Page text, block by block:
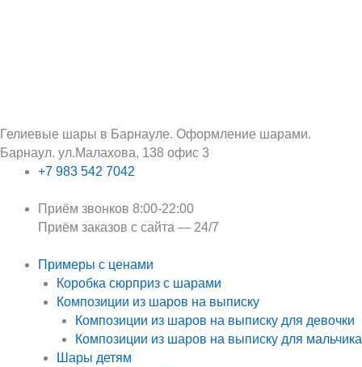
Гелиевые шары в Барнауле. Оформление шарами.
Барнаул. ул.Малахова, 138 офис 3
+7 983 542 7042
Приём звонков 8:00-22:00
Приём заказов с сайта — 24/7
Примеры с ценами
Коробка сюрприз с шарами
Композиции из шаров на выписку
Композиции из шаров на выписку для девочки
Композиции из шаров на выписку для мальчика
Шары детям